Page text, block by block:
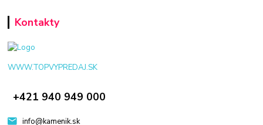
Kontakty
WWW.TOPVYPREDAJ.SK
+421 940 949 000
info@kamenik.sk